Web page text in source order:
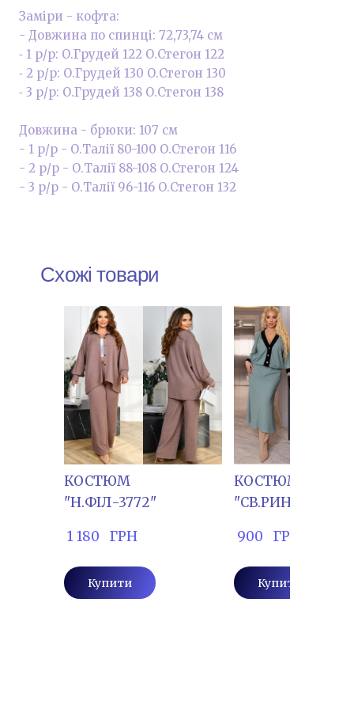
Заміри - кофта:
- Довжина по спинці: 72,73,74 см
⁃ 1 р/р: О.Грудей 122 О.Стегон 122
⁃ 2 р/р: О.Грудей 130 О.Стегон 130
⁃ 3 р/р: О.Грудей 138 О.Стегон 138
Довжина - брюки: 107 см
- 1 р/р - О.Талії 80-100 О.Стегон 116
- 2 р/р - О.Талії 88-108 О.Стегон 124
- 3 р/р - О.Талії 96-116 О.Стегон 132
Схожі товари
КОСТЮМ
"Н.ФІЛ-3772"
1 180   ГРН
Купити
КОСТЮМ
"СВ.РИН-196"
900   ГРН
Купити